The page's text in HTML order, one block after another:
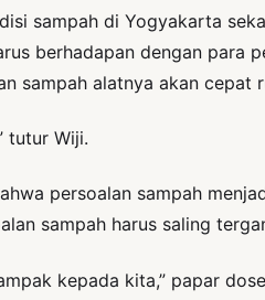
sampah di Yogyakarta
berhadapan dengan para
sampah alatnya akan cepat
tutur Wiji.
persoalan sampah
sampah harus saling
kepada kita,” papar